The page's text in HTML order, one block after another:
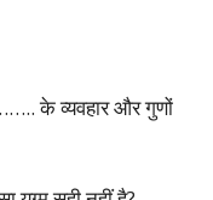
के व्यवहार और गुणों